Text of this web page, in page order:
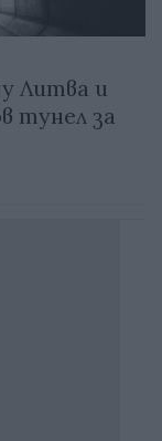
Литва и
тунел за